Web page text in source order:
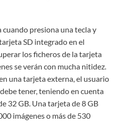
cuando presiona una tecla y
SD integrado en el
los ficheros de la tarjeta
se verán con mucha nitidez.
una tarjeta externa, el usuario
tener, teniendo en cuenta
32 GB. Una tarjeta de 8 GB
imágenes o más de 530